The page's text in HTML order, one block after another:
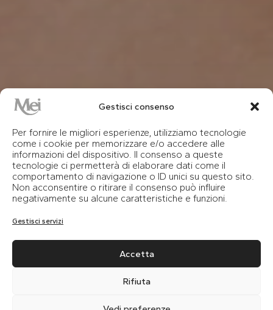
Gestisci consenso
Per fornire le migliori esperienze, utilizziamo tecnologie
come i cookie per memorizzare e/o accedere alle
informazioni del dispositivo. Il consenso a queste
tecnologie ci permetterà di elaborare dati come il
comportamento di navigazione o ID unici su questo sito.
Non acconsentire o ritirare il consenso può influire
negativamente su alcune caratteristiche e funzioni.
Gestisci servizi
Accetta
Rifiuta